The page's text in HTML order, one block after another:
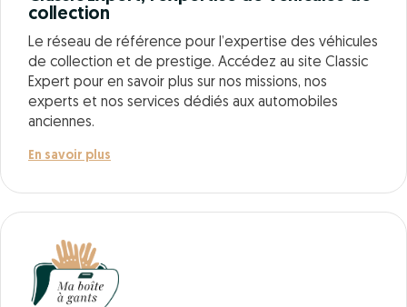
collection
Le réseau de référence pour l’expertise des véhicules
de collection et de prestige. Accédez au site Classic
Expert pour en savoir plus sur nos missions, nos
experts et nos services dédiés aux automobiles
anciennes.
En savoir plus